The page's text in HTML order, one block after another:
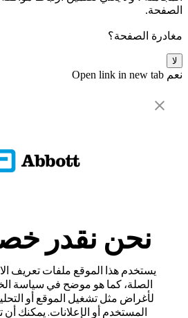
الصفحة.
مغادرة الصفحة؟
لا
نعم Open link in new tab
نحن نقدر
يستخدم هذا الموقع ملفات تعريف
الصلة، كما هو موضح في سياسة
لأغراض مثل تشغيل الموقع أو
المستخدم أو الإعلانات. يمكنك أن